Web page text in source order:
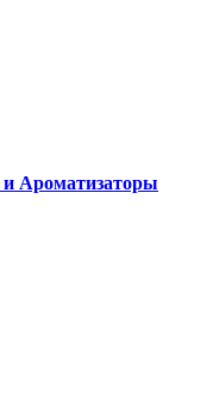
Ароматизаторы